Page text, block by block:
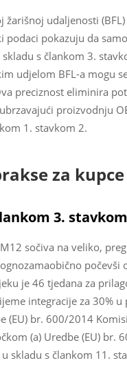
žarišnoj udaljenosti
podaci pokazuju da
skladu s člankom 3.
udjelom BFL-a mogu
preciznost eliminira
proizvodnju
1. stavkom 2.
za
3.
sočiva na veliko,
počevši
je 46 tjedana za
integracije za 30%
(EU) br. 600/2014
(a) Uredbe (EU)
skladu s člankom 11.